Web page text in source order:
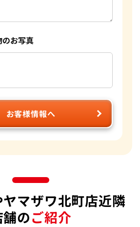
やへご相談ください。
のお写真
お客様情報へ
マザワ北町店近隣
のご紹介